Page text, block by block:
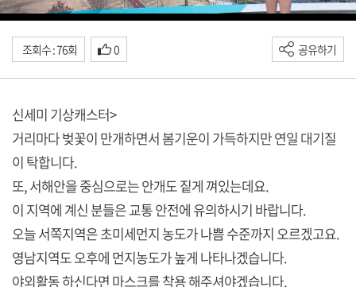
조회수 : 76회 0 공유하기
신세미 기상캐스터>
거리마다 벚꽃이 만개하면서 봄기운이 가득하지만 연일 대기질
이 탁합니다.
또, 서해안을 중심으로는 안개도 짙게 껴있는데요.
이 지역에 계신 분들은 교통 안전에 유의하시기 바랍니다.
오늘 서쪽지역은 초미세먼지 농도가 나쁨 수준까지 오르겠고요.
영남지역도 오후에 먼지농도가 높게 나타나겠습니다.
야외활동 하신다면 마스크를 착용 해주셔야겠습니다.